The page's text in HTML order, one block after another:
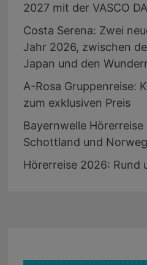
2027 mit der VASCO
Costa Serena: Zwei
Jahr 2026, zwischen
Japan und den
A-Rosa Gruppenreise:
zum exklusiven Preis
Bayernwelle
Schottland und
Hörerreise 2026: Rund